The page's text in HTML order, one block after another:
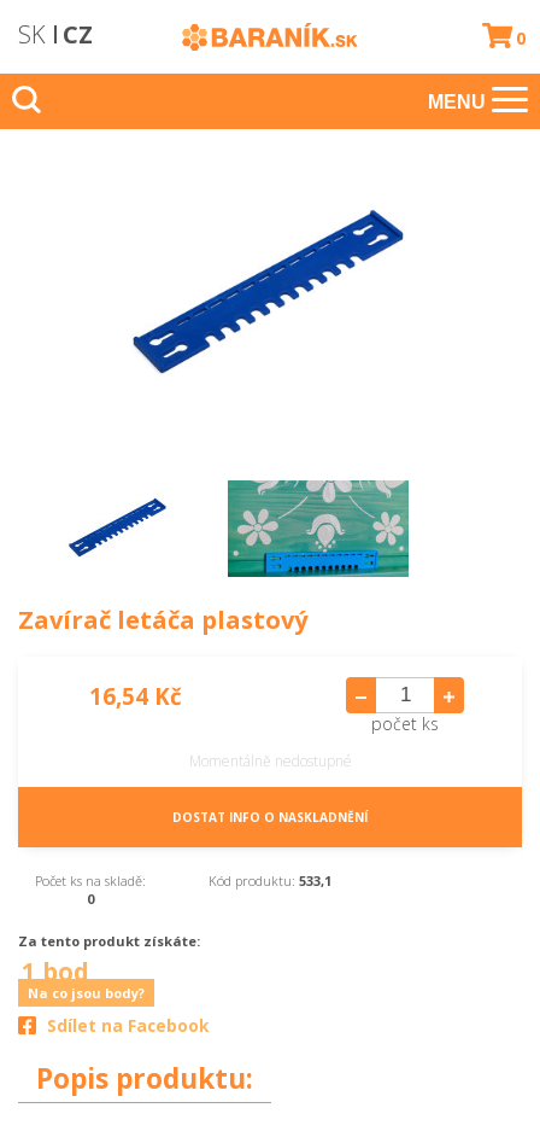
SK CZ 0
MENU
Zavírač letáča plastový
16,54 Kč
počet ks
Momentálně nedostupné
DOSTAT INFO O NASKLADNĚNÍ
Počet ks na skladě:
0
Kód produktu: 533,1
Za tento produkt získáte:
1 bod
Na co jsou body?
Sdílet na Facebook
Popis produktu: